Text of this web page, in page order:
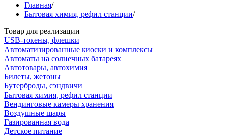
Главная/
Бытовая химия, рефил станции/
Товар для реализации
USB-токены, флешки
Автоматизированные киоски и комплексы
Автоматы на солнечных батареях
Автотовары, автохимия
Билеты, жетоны
Бутерброды, сэндвичи
Бытовая химия, рефил станции
Вендинговые камеры хранения
Воздушные шары
Газированная вода
Детское питание